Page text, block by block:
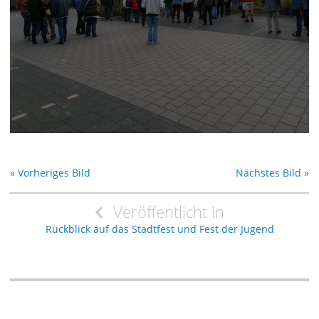
« Vorheriges Bild Nächstes Bild »
Beitragsnavigation
Veröffentlicht in
Rückblick auf das Stadtfest und Fest der Jugend